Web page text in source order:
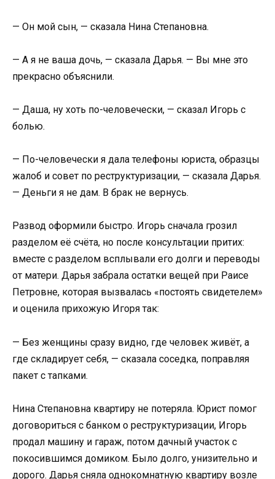
— Он мой сын, — сказала Нина Степановна.
— А я не ваша дочь, — сказала Дарья. — Вы мне это
прекрасно объяснили.
— Даша, ну хоть по-человечески, — сказал Игорь с
болью.
— По-человечески я дала телефоны юриста, образцы
жалоб и совет по реструктуризации, — сказала Дарья.
— Деньги я не дам. В брак не вернусь.
Развод оформили быстро. Игорь сначала грозил
разделом её счёта, но после консультации притих:
вместе с разделом всплывали его долги и переводы
от матери. Дарья забрала остатки вещей при Раисе
Петровне, которая вызвалась «постоять свидетелем»
и оценила прихожую Игоря так:
— Без женщины сразу видно, где человек живёт, а
где складирует себя, — сказала соседка, поправляя
пакет с тапками.
Нина Степановна квартиру не потеряла. Юрист помог
договориться с банком о реструктуризации, Игорь
продал машину и гараж, потом дачный участок с
покосившимся домиком. Было долго, унизительно и
дорого. Дарья сняла однокомнатную квартиру возле